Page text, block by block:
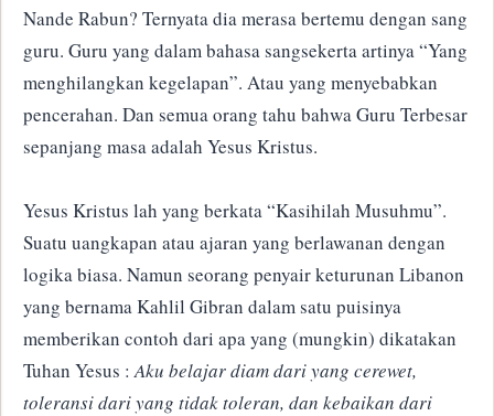
Nande Rabun? Ternyata dia merasa bertemu dengan sang
guru. Guru yang dalam bahasa sangsekerta artinya “Yang
menghilangkan kegelapan”. Atau yang menyebabkan
pencerahan. Dan semua orang tahu bahwa Guru Terbesar
sepanjang masa adalah Yesus Kristus.
Yesus Kristus lah yang berkata “Kasihilah Musuhmu”.
Suatu uangkapan atau ajaran yang berlawanan dengan
logika biasa. Namun seorang penyair keturunan Libanon
yang bernama Kahlil Gibran dalam satu puisinya
memberikan contoh dari apa yang (mungkin) dikatakan
Tuhan Yesus :Aku belajar diam dari yang cerewet,
toleransi dari yang tidak toleran, dan kebaikan dari